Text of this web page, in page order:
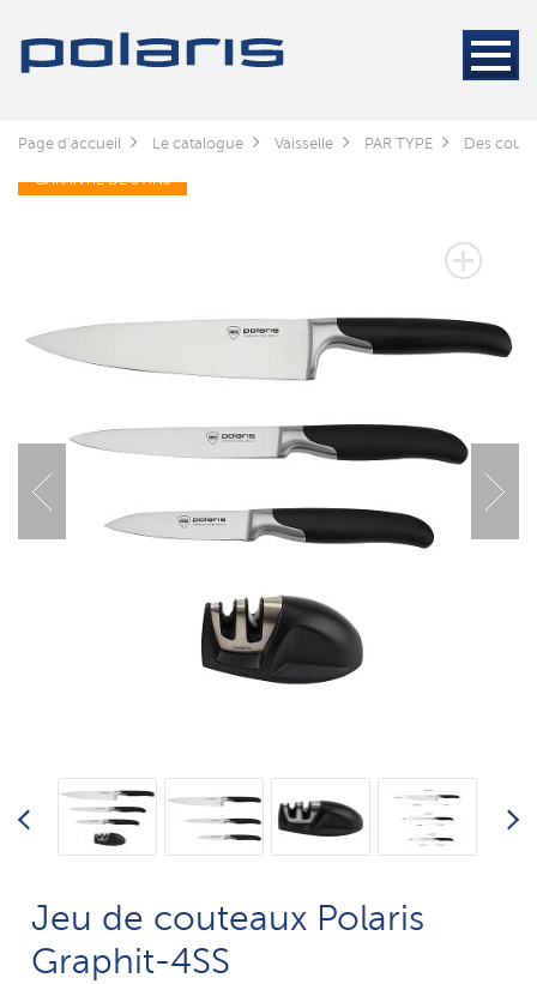
Page d'accueil Le catalogue Vaisselle PAR TYPE Des
GARANTIE DE 3 ANS
Jeu de couteaux Polaris
Graphit-4SS